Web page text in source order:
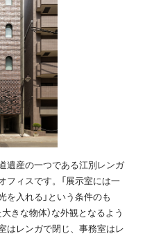
遺産の一つである江別レンガ
フィスです。「展示室には一
入れる」という条件のも
きな物体）な外観となるよう
はレンガで閉じ、事務室はレ